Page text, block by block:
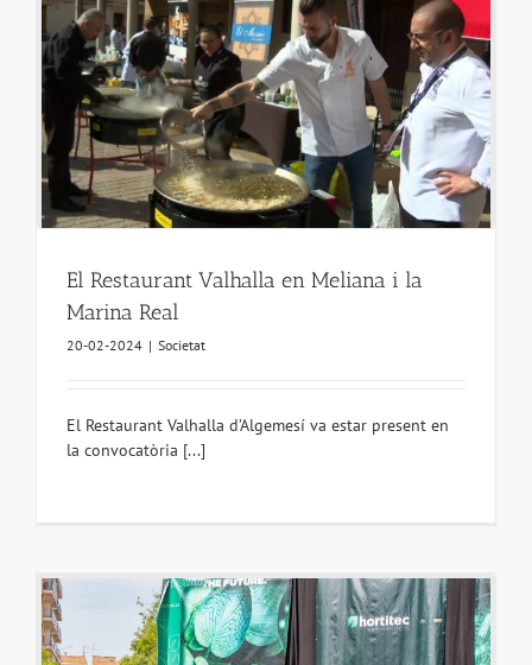
El Restaurant Valhalla en Meliana i la
Marina Real
20-02-2024 | Societat
El Restaurant Valhalla d’Algemesí va estar present en
la convocatòria [...]